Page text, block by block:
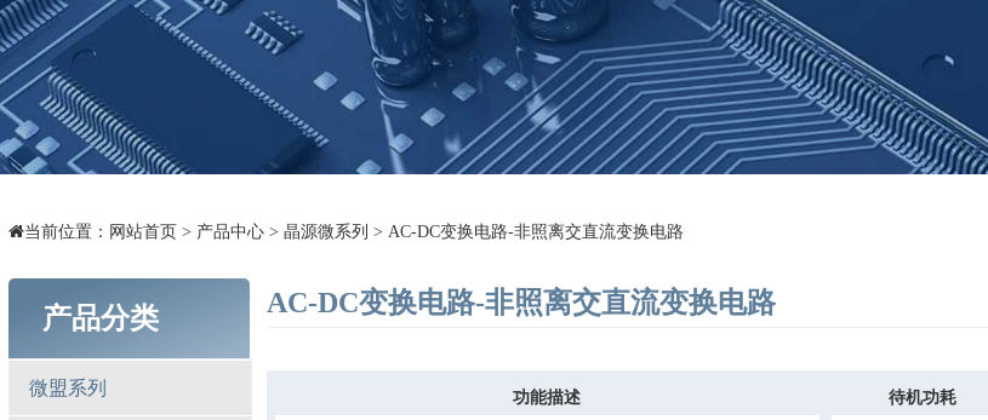
当前位置： 网站首页 > 产品中心> 晶源微系列 > AC-DC变换电路-非照离交直流变换电路
产品分类
微盟系列
AC-DC变换电路-非照离交直流变换电路
功能描述 待机功耗